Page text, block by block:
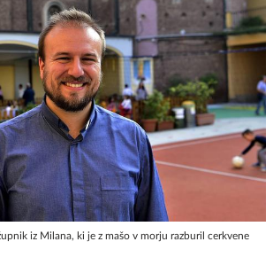
iz Milana, ki je z mašo v morju razburil cerkvene